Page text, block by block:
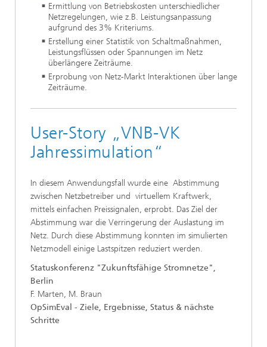
Ermittlung von Betriebskosten unterschiedlicher
Netzregelungen, wie z.B. Leistungsanpassung
aufgrund des 3% Kriteriums.
Erstellung einer Statistik von Schaltmaßnahmen,
Leistungsflüssen oder Spannungen im Netz
überlängere Zeiträume.
Erprobung von Netz-Markt Interaktionen über lange
Zeiträume.
User-Story „VNB-VK
Jahressimulation“
In diesem Anwendungsfall wurde eine Abstimmung
zwischen Netzbetreiber und virtuellem Kraftwerk,
mittels einfachen Preissignalen, erprobt. Das Ziel der
Abstimmung war die Verringerung der Auslastung im
Netz. Durch diese Abstimmung konnten im simulierten
Netzmodell einige Lastspitzen reduziert werden.
Statuskonferenz "Zukunftsfähige Stromnetze",
Berlin
F. Marten, M. Braun
OpSimEval - Ziele, Ergebnisse, Status & nächste
Schritte